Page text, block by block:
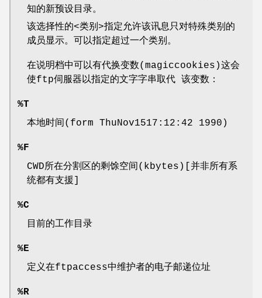
知的新预设目录。
该选择性的<类别>指定允许该讯息只对特殊类别的
成员显示。可以指定超过一个类别。
在说明档中可以有代换变数(magiccookies)这会
使ftp伺服器以指定的文字字串取代 该变数：
%T
本地时间(form ThuNov1517:12:42 1990)
%F
CWD所在分割区的剩馀空间(kbytes)[并非所有系
统都有支援]
%C
目前的工作目录
%E
定义在ftpaccess中维护者的电子邮递位址
%R